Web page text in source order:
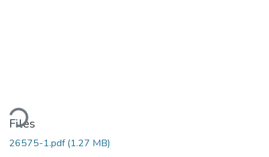
Files
26575-1.pdf(1.27 MB)